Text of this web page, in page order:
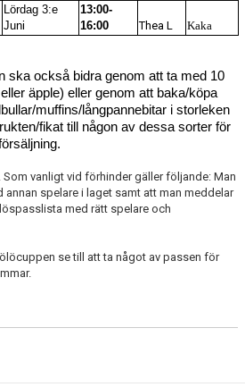
Lördag 3:e
Juni
13:00-
16:00
Thea L Kaka
ska också bidra genom att ta med 10
äpple) eller genom att baka/köpa
muffins/långpannebitar i storleken
fikat till någon av dessa sorter för
vanligt vid förhinder gäller följande: Man
annan spelare i laget samt att man meddelar
med rätt spelare och
se till att ta något av passen för